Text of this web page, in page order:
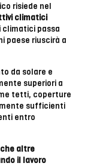
risiede nel
climatici
climatici passa
paese riuscirà a
da solare e
superiori a
tetti, coperture
sufficienti
entro
altre
il lavoro